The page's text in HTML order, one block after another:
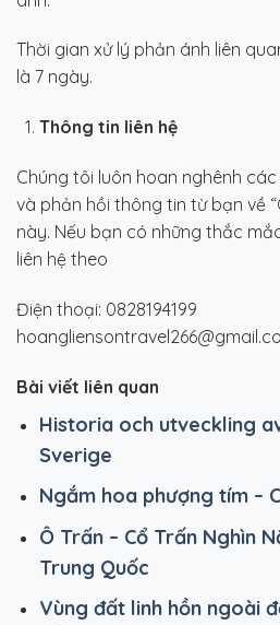
Thời gian xử lý phản ánh liên
là 7 ngày.
Thông tin liên hệ
Chúng tôi luôn hoan nghênh
và phản hồi thông tin từ bạn về
này. Nếu bạn có những thắc
liên hệ theo
Điện thoại:
Bài viết liên quan
Historia och utveckling
Sverige
Ngắm hoa phượng tím –
Ô Trấn – Cổ Trấn Nghìn
Trung Quốc
Vùng đất linh hồn ngoài